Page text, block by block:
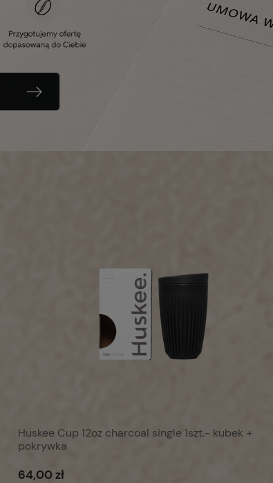
Huskee Cup 12oz charcoal single 1szt.- kubek +
pokrywka
64,00 zł